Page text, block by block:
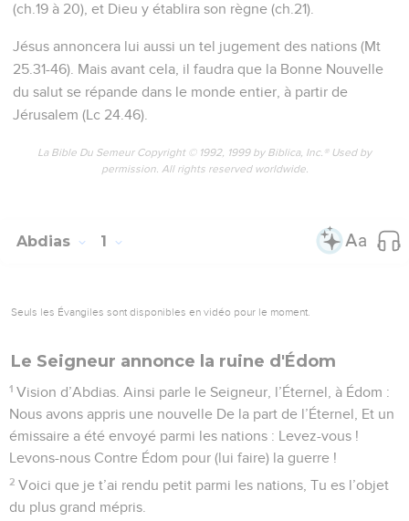
(ch.19 à 20), et Dieu y établira son règne (ch.21).
Jésus annoncera lui aussi un tel jugement des nations (Mt
25.31-46). Mais avant cela, il faudra que la Bonne Nouvelle
du salut se répande dans le monde entier, à partir de
Jérusalem (Lc 24.46).
La Bible Du Semeur Copyright © 1992, 1999 by Biblica, Inc.® Used by
permission. All rights reserved worldwide.
Abdias 1
Seuls les Évangiles sont disponibles en vidéo pour le moment.
Le Seigneur annonce la ruine d'Édom
1 Vision d’Abdias. Ainsi parle le Seigneur, l’Éternel, à Édom :
Nous avons appris une nouvelle De la part de l’Éternel, Et un
émissaire a été envoyé parmi les nations : Levez-vous !
Levons-nous Contre Édom pour (lui faire) la guerre !
2 Voici que je t’ai rendu petit parmi les nations, Tu es l’objet
du plus grand mépris.